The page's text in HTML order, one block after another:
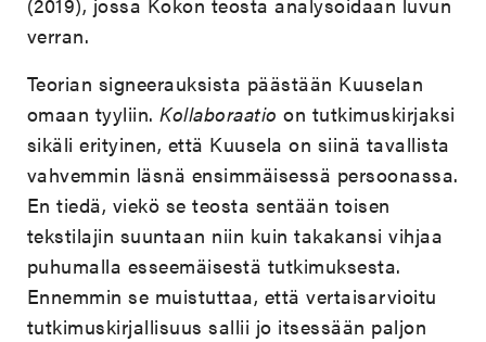
verran.
Teorian signeerauksista päästään Kuuselan
omaan tyyliin.Kollaboraatio on tutkimuskirjaksi
sikäli erityinen, että Kuusela on siinä tavallista
vahvemmin läsnä ensimmäisessä persoonassa.
En tiedä, viekö se teosta sentään toisen
tekstilajin suuntaan niin kuin takakansi vihjaa
puhumalla esseemäisestä tutkimuksesta.
Ennemmin se muistuttaa, että vertaisarvioitu
tutkimuskirjallisuus sallii jo itsessään paljon